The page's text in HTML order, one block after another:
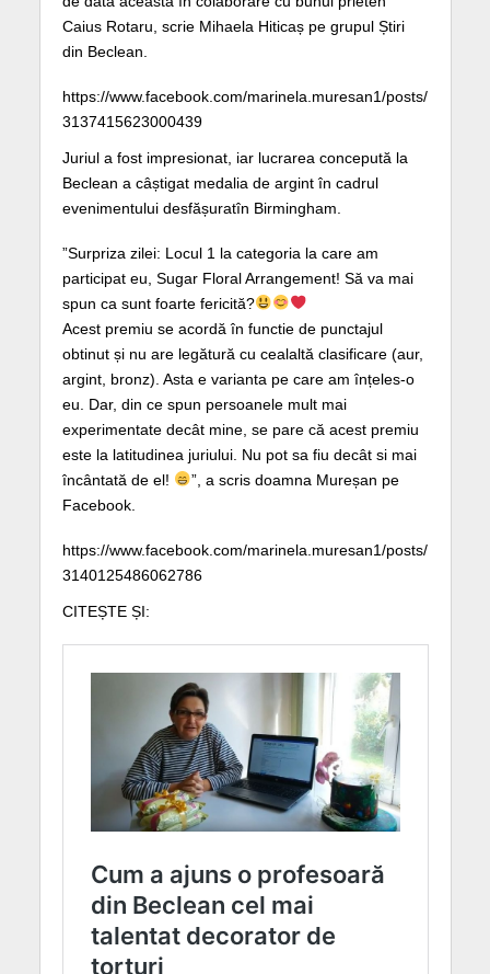
Caius Rotaru, scrie Mihaela Hiticaș pe grupul Știri
din Beclean.
https://www.facebook.com/marinela.muresan1/posts/
3137415623000439
Juriul a fost impresionat, iar lucrarea concepută la
Beclean a câștigat medalia de argint în cadrul
evenimentului desfășuratîn Birmingham.
”Surpriza zilei: Locul 1 la categoria la care am
participat eu, Sugar Floral Arrangement! Să va mai
spun ca sunt foarte fericită?
Acest premiu se acordă în functie de punctajul
obtinut și nu are legătură cu cealaltă clasificare (aur,
argint, bronz). Asta e varianta pe care am înțeles-o
eu. Dar, din ce spun persoanele mult mai
experimentate decât mine, se pare că acest premiu
este la latitudinea juriului. Nu pot sa fiu decât si mai
încântată de el!
”, a scris doamna Mureșan pe
Facebook.
https://www.facebook.com/marinela.muresan1/posts/
3140125486062786
CITEȘTE ȘI: